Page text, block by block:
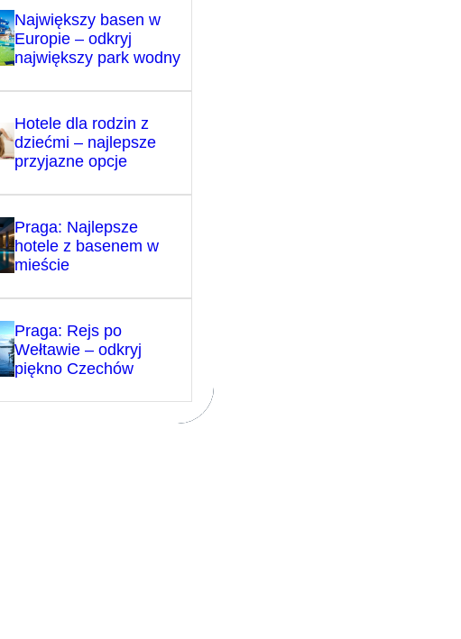
Największy basen w
Europie – odkryj
największy park wodny
Hotele dla rodzin z
dziećmi – najlepsze
przyjazne opcje
Praga: Najlepsze
hotele z basenem w
mieście
Praga: Rejs po
Wełtawie – odkryj
piękno Czechów